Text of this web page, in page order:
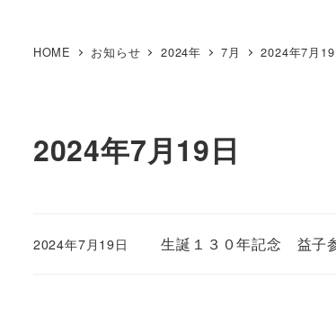
HOME お知らせ 2024年 7月 2024年7月19
2024年7月19日
生誕１３０年記念 益子
2024年7月19日